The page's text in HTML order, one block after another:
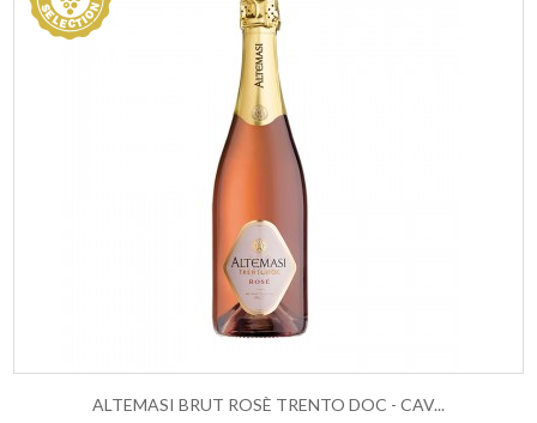
ALTEMASI BRUT ROSÈ TRENTO DOC - CAV...